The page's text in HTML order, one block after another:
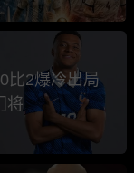
比2爆冷出局
将